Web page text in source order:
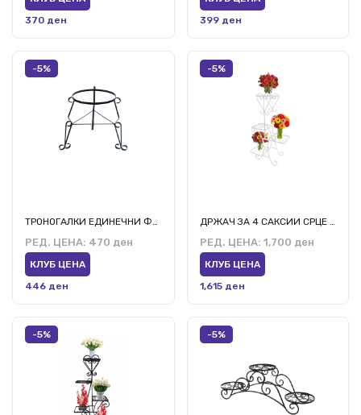
370 ден
399 ден
-5%
ТРОНОГАЛКИ ЕДИНЕЧНИ Ф30
РЕД. ЦЕНА: 470 ден
КЛУБ ЦЕНА
446 ден
-5%
ДРЖАЧ ЗА 4 САКСИИ СРЦЕ БЕЛА
РЕД. ЦЕНА: 1,700 ден
КЛУБ ЦЕНА
1,615 ден
-5% -5%